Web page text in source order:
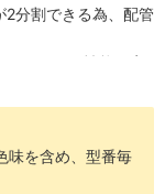
2分割できる為、配管
・シール性能も安
く、流量が確保しや
るため、配管時に
味を含め、型番毎